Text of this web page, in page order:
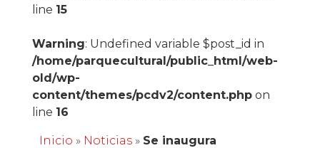
line 15
Warning: Undefined variable $post_id in
/home/parquecultural/public_html/web-
old/wp-
content/themes/pcdv2/content.phpon
line 16
Inicio » Noticias» Se inaugura